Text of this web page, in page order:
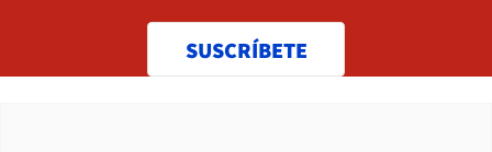
SUSCRÍBETE